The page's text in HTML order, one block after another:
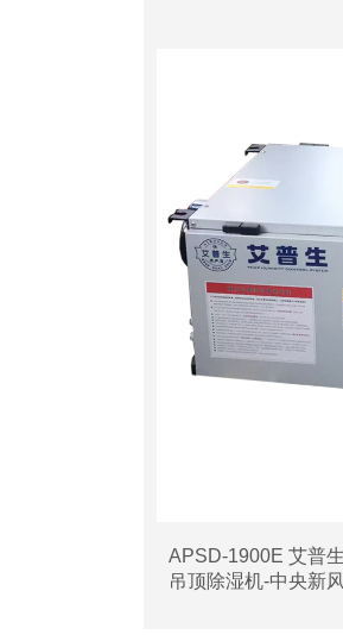
APSD-1900E 艾普
吊顶除湿机-中央新